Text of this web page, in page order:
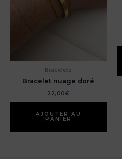
Bracelets
Bracelet nuage doré
22,00€
AJOUTER AU
PANIER